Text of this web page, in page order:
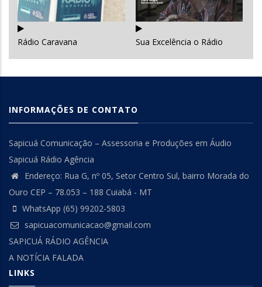
Rádio Caravana Sua Excelência o Rádio
INFORMAÇÕES DE CONTATO
Sapicuá Comunicação – Assessoria e Produções em Áudio
Sapicuá Rádio Agência
Endereço: Rua G, nº 05, Setor Centro Sul, bairro Morada do
Ouro CEP – 78.053 – 188 Cuiabá - MT
WhatsApp (65) 99202-5803
sapicuacomunicacao@gmail.com
SAPICUÁ RÁDIO AGÊNCIA
A NOTÍCIA FALADA
LINKS